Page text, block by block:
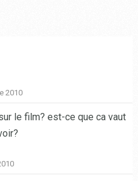
2010
le film? est-ce que ca vaut